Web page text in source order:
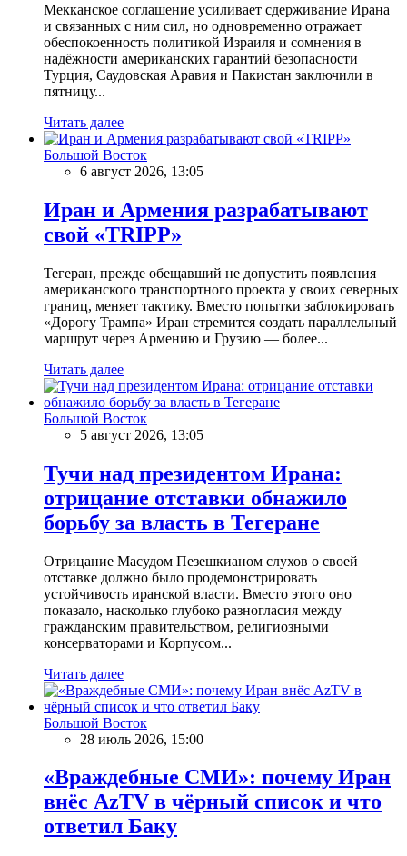
Мекканское соглашение усиливает сдерживание Ирана
и связанных с ним сил, но одновременно отражает
обеспокоенность политикой Израиля и сомнения в
надёжности американских гарантий безопасности
Турция, Саудовская Аравия и Пакистан заключили в
пятницу...
Читать далее
Большой Восток
6 август 2026, 13:05
Иран и Армения разрабатывают
свой «TRIPP»
Тегеран, прежде обещавший не допустить появления
американского транспортного проекта у своих северных
границ, меняет тактику. Вместо попытки заблокировать
«Дорогу Трампа» Иран стремится создать параллельный
маршрут через Армению и Грузию — более...
Читать далее
Большой Восток
5 август 2026, 13:05
Тучи над президентом Ирана:
отрицание отставки обнажило
борьбу за власть в Тегеране
Отрицание Масудом Пезешкианом слухов о своей
отставке должно было продемонстрировать
устойчивость иранской власти. Вместо этого оно
показало, насколько глубоко разногласия между
гражданским правительством, религиозными
консерваторами и Корпусом...
Читать далее
Большой Восток
28 июль 2026, 15:00
«Враждебные СМИ»: почему Иран
внёс AzTV в чёрный список и что
ответил Баку